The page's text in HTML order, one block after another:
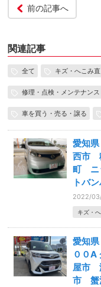
前の記事へ
関連記事
全て キズ・へこみ直
修理・点検・メンテナンス
車を買う・売る・譲る
愛知
西市
町 ニ
トバ
2022/
キズ・
愛知
００
屋市
市 蟹